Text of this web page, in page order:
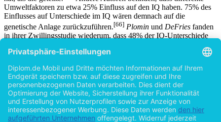
Umweltfaktoren zu etwa 25% Einfluss auf den IQ haben. 75% des
Einflusses auf Unterschiede im IQ wären demnach auf die
genetische Anlage zurückzuführen.[66] Plomin und DeFries fanden
in ihrer Zwillingsstudie wiederum, dass 48% der IQ-Unterschiede
und 43% durch die Umwelt beeinflusst. Der Umweltfaktor
nicht-geteilte Umwelt.[67]
In diesen unterschiedlichen Auffassungen offenbart sich die
Schwierigkeit der genauen Festlegung des jeweiligen Einflusses von
Anlage- und Umweltfaktoren. Da beide Faktoren sich meist zur
selben Zeit und in Verknüpfung miteinander verändern, können ihre